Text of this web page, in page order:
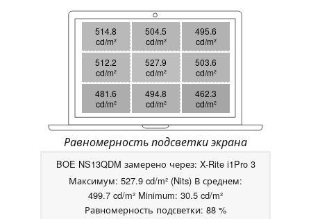
514.8
cd/m²
504.5
cd/m²
495.6
cd/m²
512.2
cd/m²
527.9
cd/m²
503.6
cd/m²
481.6
cd/m²
494.8
cd/m²
462.3
cd/m²
Равномерность подсветки экрана
BOE NS13QDM замерено через: X-Rite i1Pro 3
Максимум: 527.9 cd/m² (Nits) В среднем:
499.7 cd/m² Minimum: 30.5 cd/m²
Равномерность подсветки: 88 %